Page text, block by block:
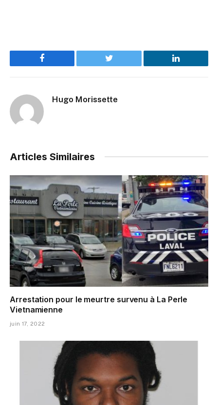
Facebook Twitter LinkedIn
Hugo Morissette
Articles Similaires
Arrestation pour le meurtre survenu à La Perle
Vietnamienne
juin 17, 2022